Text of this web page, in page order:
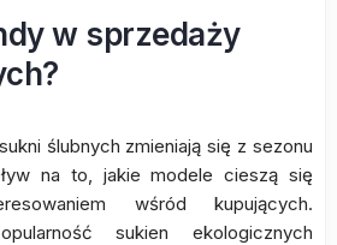
w sprzedaży
ślubnych zmieniają się z sezonu
na to, jakie modele cieszą się
wśród kupujących.
sukien ekologicznych